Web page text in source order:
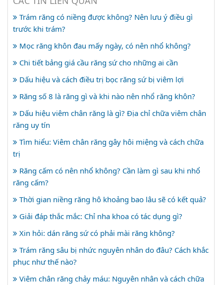
Trám răng có niềng được không? Nên lưu ý điều gì
trước khi trám?
Mọc răng khôn đau mấy ngày, có nên nhổ không?
Chi tiết bảng giá cầu răng sứ cho những ai cần
Dấu hiệu và cách điều trị bọc răng sứ bị viêm lợi
Răng số 8 là răng gì và khi nào nên nhổ răng khôn?
Dấu hiệu viêm chân răng là gì? Địa chỉ chữa viêm chân
răng uy tín
Tìm hiểu: Viêm chân răng gây hôi miệng và cách chữa
trị
Răng cấm có nên nhổ không? Cần làm gì sau khi nhổ
răng cấm?
Thời gian niềng răng hô khoảng bao lâu sẽ có kết quả?
Giải đáp thắc mắc: Chỉ nha khoa có tác dụng gì?
Xin hỏi: dán răng sứ có phải mài răng không?
Trám răng sâu bị nhức nguyên nhân do đâu? Cách khắc
phục như thế nào?
Viêm chân răng chảy máu: Nguyên nhân và cách chữa